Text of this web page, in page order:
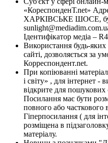
«КореспонденТ.net»
ХАРКІВСЬКЕ ШОСЕ,
Ідентифікатор медіа –
Використання будь-яких
сайті, дозволяється за
Корреспондент.net.
При копіюванні
і світу» , для інтернет -
відкрите для пошукових
Посилання має бути
повного або часткового
Гіперпосилання ( для
розміщена в
матеріалу.